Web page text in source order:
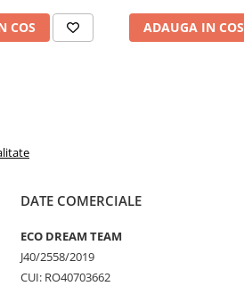
COS ADAUGA IN COS
DATE COMERCIALE
ECO DREAM TEAM
J40/2558/2019
CUI: RO40703662